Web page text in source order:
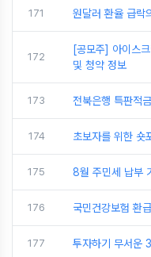
171 원달러 환율 급락
172
[공모주] 아이스
및 청약 정보
173 전북은행 특판적
174 초보자를 위한 숏
175 8월 주민세 납부
176 국민건강보험 환
177 투자하기 무서운